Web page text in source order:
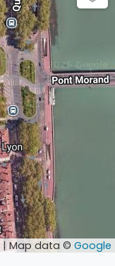
| Map data © Google